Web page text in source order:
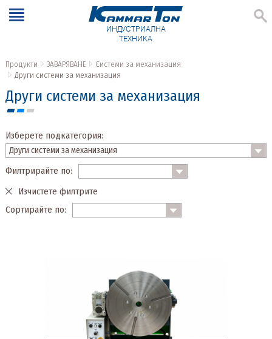
ИНДУСТРИАЛНА
ТЕХНИКА
Продукти ЗАВАРЯВАНЕ
Системи за механизация
Други системи за механизация
Други системи за механизация
Изберете подкатегория:
Филтрирайте по:
Изчистете филтрите
Сортирайте по: